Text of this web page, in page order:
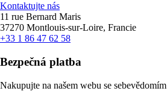
Kontaktujte nás
11 rue Bernard Maris
37270 Montlouis-sur-Loire, Francie
+33 1 86 47 62 58
Bezpečná platba
Nakupujte na našem webu se sebevědomím